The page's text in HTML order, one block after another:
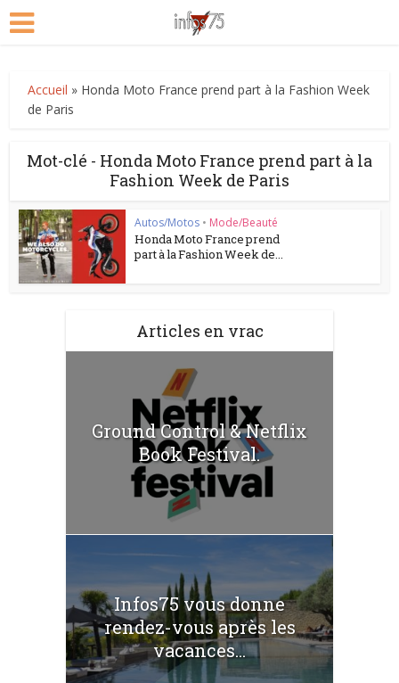
Accueil » Honda Moto France prend part à la Fashion Week
de Paris
Mot-clé - Honda Moto France prend part à la
Fashion Week de Paris
Autos/Motos • Mode/Beauté
Honda Moto France prend
part à la Fashion Week de...
Articles en vrac
Ground Control & Netflix
Book Festival.
Infos75 vous donne
rendez-vous après les
vacances...